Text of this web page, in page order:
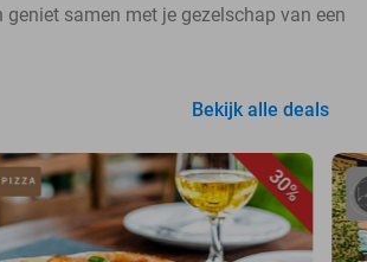
geniet samen met je gezelschap van een
Bekijk alle deals
30%